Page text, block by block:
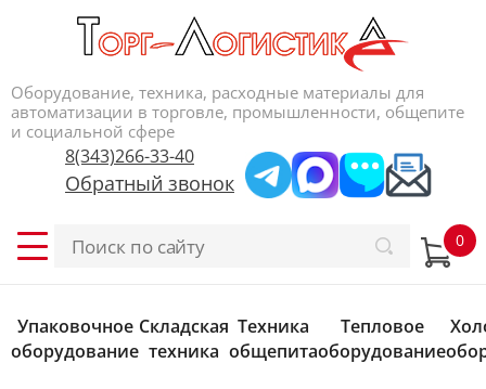
Оборудование, техника, расходные материалы для
автоматизации в торговле, промышленности, общепите
и социальной сфере
8(343)266-33-40
Обратный звонок
Упаковочное
оборудование
Складская
техника
Техника
общепита
Тепловое
оборудование